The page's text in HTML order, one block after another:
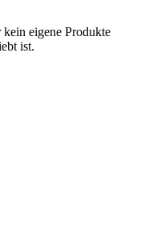
kein eigene Produkte
ist.